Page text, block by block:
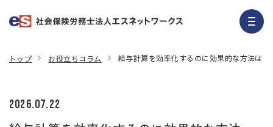
トップ お役立ちコラム 給与計算を効率化するのに効果的な方法は
2026.07.22